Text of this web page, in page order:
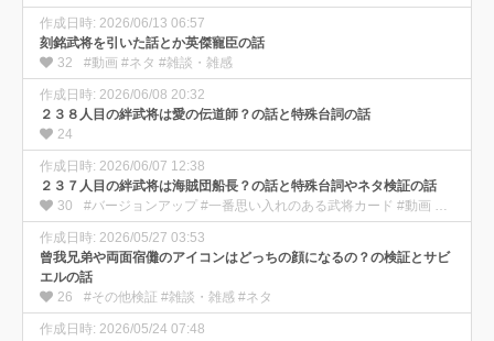
作成日時: 2026/06/13 06:57
刻銘武将を引いた話とか英傑寵臣の話
32
#動画 #ネタ #雑談・雑感
作成日時: 2026/06/08 20:32
２３８人目の絆武将は愛の伝道師？の話と特殊台詞の話
24
作成日時: 2026/06/07 12:38
２３７人目の絆武将は海賊団船長？の話と特殊台詞やネタ検証の話
30
#バージョンアップ #一番思い入れのある武将カード #動画 #ネタ
作成日時: 2026/05/27 03:53
曾我兄弟や両面宿儺のアイコンはどっちの顔になるの？の検証とサビ
エルの話
26
#その他検証 #雑談・雑感 #ネタ
作成日時: 2026/05/24 07:48